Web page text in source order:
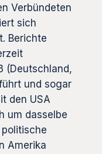
Verbündeten
sich
Berichte
(Deutschland,
und sogar
den USA
um dasselbe
Amerika